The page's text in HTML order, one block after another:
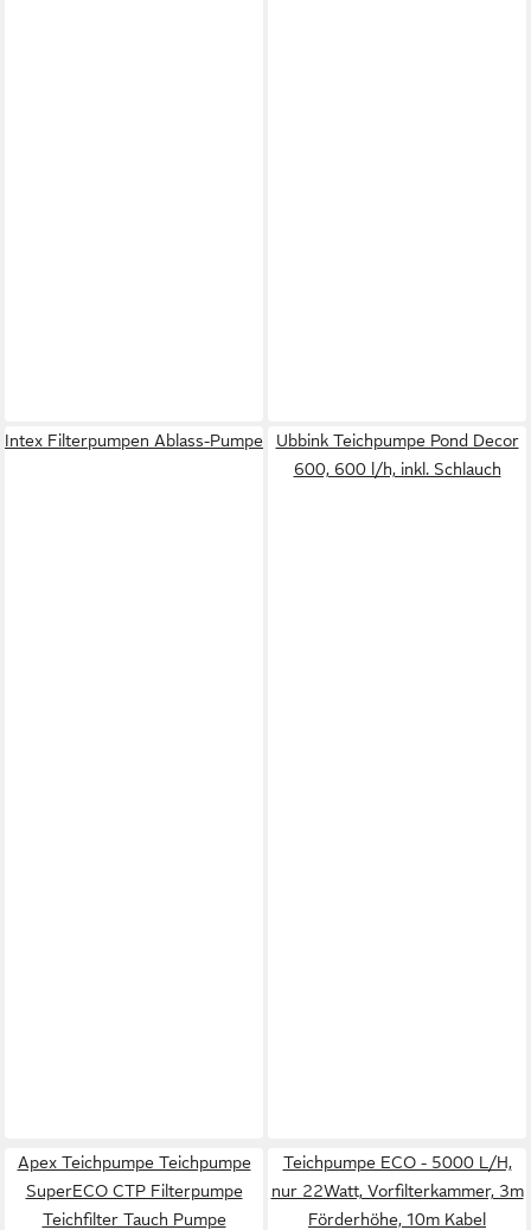
Intex Filterpumpen Ablass-Pumpe
Ubbink Teichpumpe Pond Decor
600, 600 l/h, inkl. Schlauch
Apex Teichpumpe Teichpumpe
SuperECO CTP Filterpumpe
Teichfilter Tauch Pumpe
Teichpumpe ECO - 5000 L/H,
nur 22Watt, Vorfilterkammer, 3m
Förderhöhe, 10m Kabel